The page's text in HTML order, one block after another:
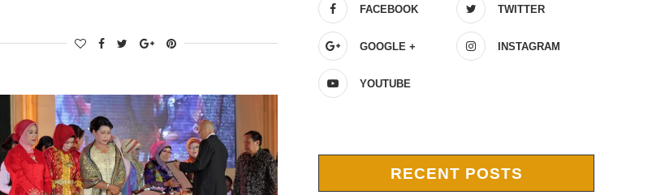
FACEBOOK TWITTER
GOOGLE + INSTAGRAM
YOUTUBE
RECENT POSTS